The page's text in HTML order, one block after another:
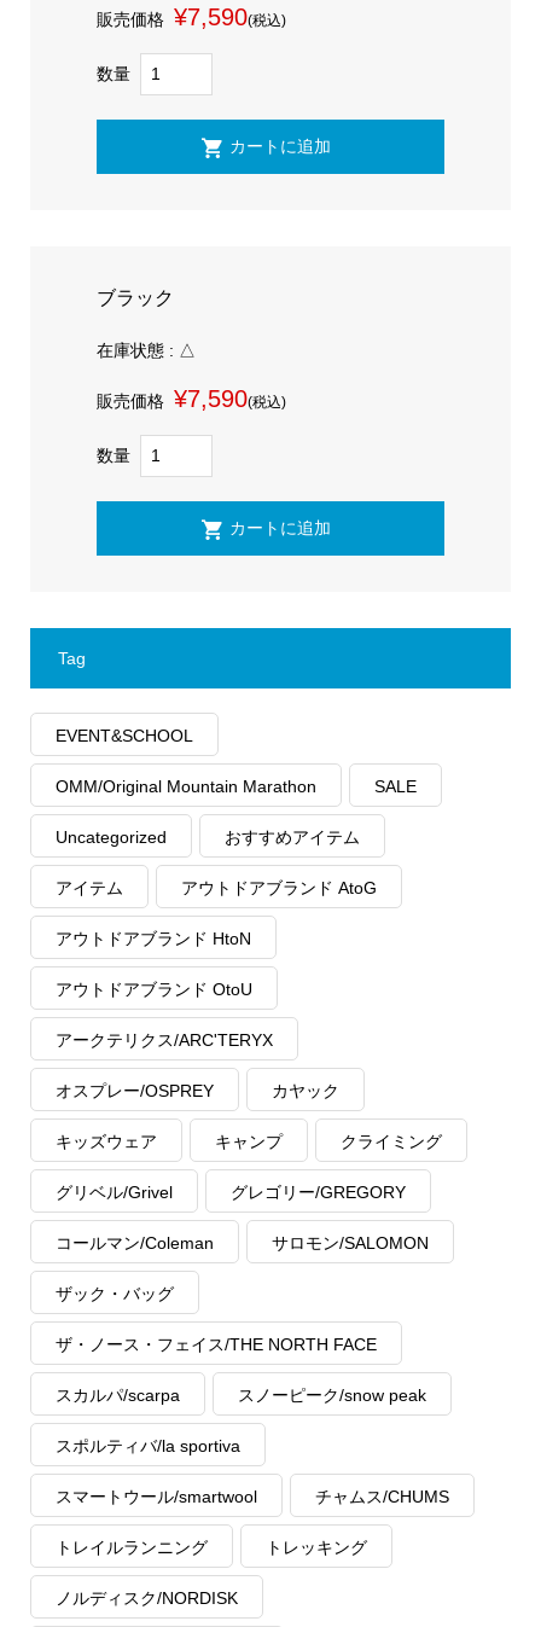
販売価格 ¥7,590(税込)
数量
ブラック
在庫状態 : △
販売価格 ¥7,590(税込)
数量
Tag
EVENT&SCHOOL
OMM/Original Mountain Marathon SALE
Uncategorized おすすめアイテム
アイテム アウトドアブランド AtoG
アウトドアブランド HtoN
アウトドアブランド OtoU
アークテリクス/ARC'TERYX
オスプレー/OSPREY カヤック
キッズウェア キャンプ クライミング
グリベル/Grivel グレゴリー/GREGORY
コールマン/Coleman サロモン/SALOMON
ザック・バッグ
ザ・ノース・フェイス/THE NORTH FACE
スカルパ/scarpa スノーピーク/snow peak
スポルティバ/la sportiva
スマートウール/smartwool チャムス/CHUMS
トレイルランニング トレッキング
ノルディスク/NORDISK